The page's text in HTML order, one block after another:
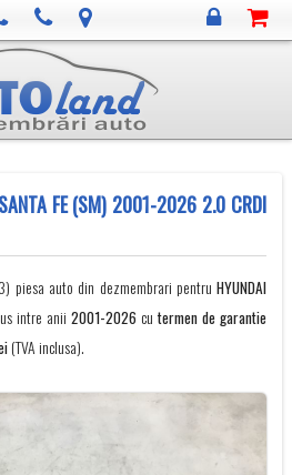
FE (SM) 2001-2026 2.0 CRDI
piesa auto din dezmembrari pentruHYUNDAI
intre anii2001-2026 cutermen de garantie
(TVA inclusa).